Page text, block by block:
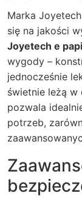
Marka
się na jakości
Joyetech e
wygody –
jednocześnie
świetnie leżą w
pozwala
potrzeb,